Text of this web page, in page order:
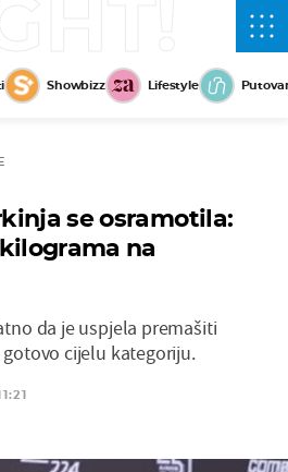
Showbizz Lifestyle
se osramotila:
na
da je uspjela premašiti
cijelu kategoriju.